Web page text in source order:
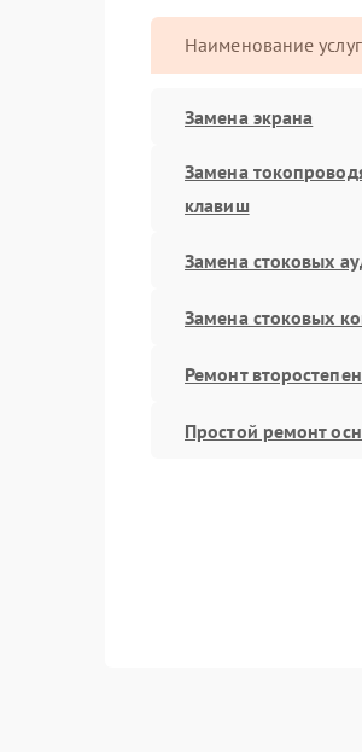
Наименование
Замена экрана
Замена
клавиш
Замена стоковых
Замена стоковых
Ремонт
Простой ремонт